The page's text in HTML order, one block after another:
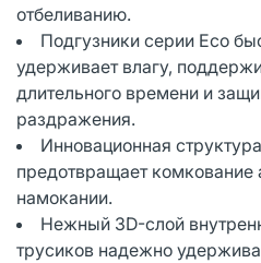
отбеливанию.
Подгузники серии Eco
удерживает влагу,
длительного времени и
раздражения.
Инновационная
предотвращает комкование
намокании.
Нежный 3D-слой
трусиков надежно